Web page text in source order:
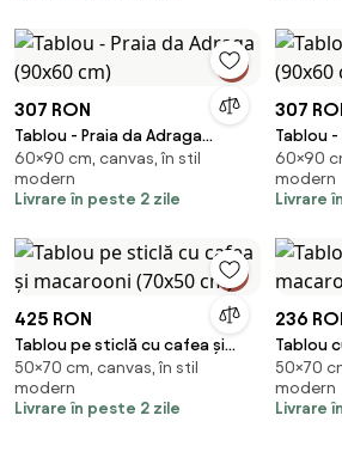
307 RON
Tablou - Praia da Adraga
(90x60 cm)
60×90 cm, canvas, în stil
modern
Livrare în peste 2 zile
307
Tablou
(90x60
60×90
modern
Livrare
425 RON
Tablou pe sticlă cu cafea și
macarooni (70x50 cm)
50×70 cm, canvas, în stil
modern
Livrare în peste 2 zile
236
Tablou
(70x50
50×70
modern
Livrare